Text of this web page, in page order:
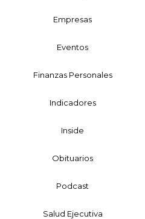
Empresas
Eventos
Finanzas Personales
Indicadores
Inside
Obituarios
Podcast
Salud Ejecutiva